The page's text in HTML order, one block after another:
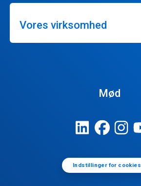
Vores virksomhed
Mød
Indstillinger for cookies